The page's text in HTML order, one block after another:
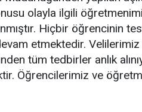
olayla ilgili
Hiçbir öğrencinin
etmektedir.
tüm tedbirler anlık
Öğrencilerimiz ve